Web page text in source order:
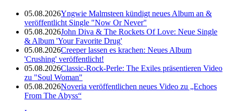
05.08.2026Yngwie Malmsteen kündigt neues Album an &
veröffentlicht Single "Now Or Never"
05.08.2026John Diva & The Rockets Of Love: Neue Single
& Album 'Your Favorite Drug'
05.08.2026Creeper lassen es krachen: Neues Album
'Crushing' veröffentlicht!
05.08.2026Classic-Rock-Perle: The Exiles präsentieren Video
zu "Soul Woman"
05.08.2026Noveria veröffentlichen neues Video zu „Echoes
From The Abyss“